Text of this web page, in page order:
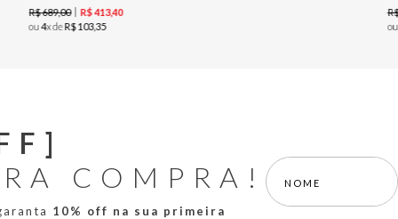
R$689,00 R$ 413,40
ou4x deR$103,35
ou
COMPRA!
10% off na sua primeira